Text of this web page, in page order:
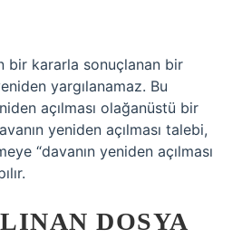
bir kararla sonuçlanan bir
yargılanamaz. Bu
açılması olağanüstü bir
yeniden açılması talebi,
“davanın yeniden açılması
DOSYA